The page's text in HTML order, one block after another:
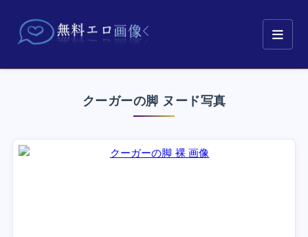
クーガーの脚 ヌード写真